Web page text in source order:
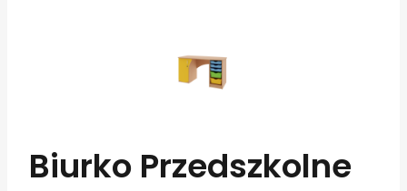
Biurko Przedszkolne